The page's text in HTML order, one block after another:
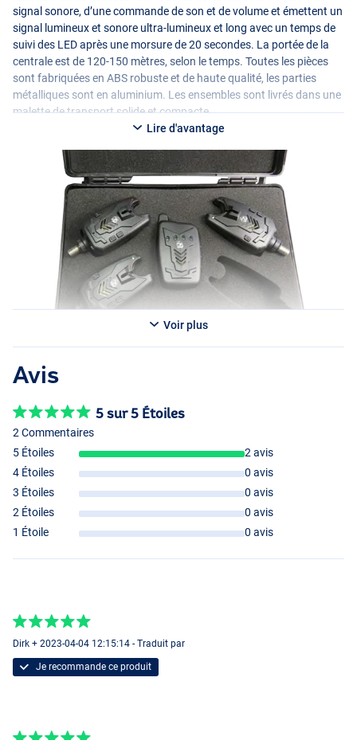
signal sonore, d’une commande de son et de volume et émettent un
signal lumineux et sonore ultra-lumineux et long avec un temps de
suivi des LEDaprès une morsure de 20 secondes. La portée de la
centrale est de 120-150 mètres, selon le temps. Toutes les pièces
sont fabriquées en ABS robuste et de haute qualité, les parties
métalliques sont en aluminium. Les ensembles sont livrés dans une
malette de transport solide et compacte.
Lire d'avantage
Voir plus
Avis
5 sur 5 Étoiles
2 Commentaires
5 Étoiles
2 avis
4 Étoiles
0 avis
3 Étoiles
0 avis
2 Étoiles
0 avis
1 Étoile
0 avis
Dirk + 2023-04-04 12:15:14 - Traduit par
Je recommande ce produit